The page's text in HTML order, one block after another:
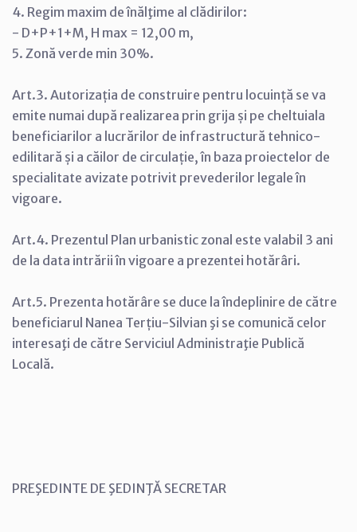
4. Regim maxim de înălţime al clădirilor:
- D+P+1+M, H max = 12,00 m,
5. Zonă verde min 30%.
Art.3. Autorizația de construire pentru locuință se va
emite numai după realizarea prin grija și pe cheltuiala
beneficiarilor a lucrărilor de infrastructură tehnico-
edilitară și a căilor de circulație, în baza proiectelor de
specialitate avizate potrivit prevederilor legale în
vigoare.
Art.4. Prezentul Plan urbanistic zonal este valabil 3 ani
de la data intrării în vigoare a prezentei hotărâri.
Art.5. Prezenta hotărâre se duce la îndeplinire de către
beneficiarul Nanea Terțiu-Silvian şi se comunică celor
interesaţi de către Serviciul Administraţie Publică
Locală.
PREŞEDINTE DE ŞEDINŢĂ SECRETAR